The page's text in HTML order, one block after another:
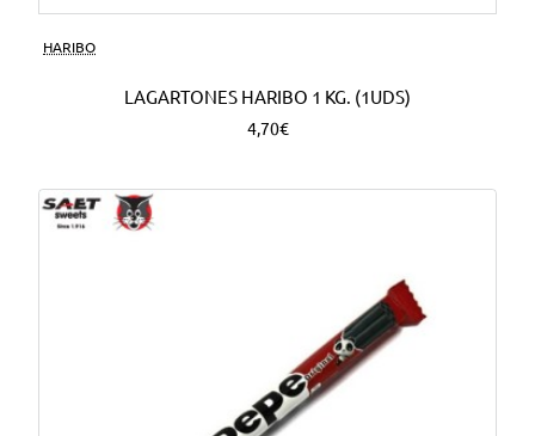
HARIBO
LAGARTONES HARIBO 1 KG. (1UDS)
4,70€